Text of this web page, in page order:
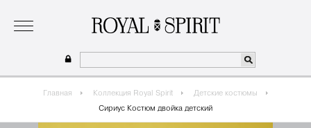
сотрудничество где купить
Главная Коллекция Royal Spirit
Детские костюмы
Сириус Костюм двойка детский